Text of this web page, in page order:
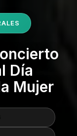
Día
Mujer